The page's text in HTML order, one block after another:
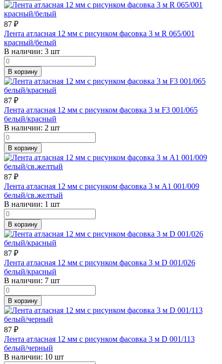
87 ₽
Лента атласная 12 мм с рисунком фасовка 3 м R 065/001
красный/белый
В наличии: 3 шт
В корзину
87 ₽
Лента атласная 12 мм с рисунком фасовка 3 м F3 001/065
белый/красный
В наличии: 2 шт
В корзину
87 ₽
Лента атласная 12 мм с рисунком фасовка 3 м A1 001/009
белый/св.желтый
В наличии: 1 шт
В корзину
87 ₽
Лента атласная 12 мм с рисунком фасовка 3 м D 001/026
белый/красный
В наличии: 7 шт
В корзину
87 ₽
Лента атласная 12 мм с рисунком фасовка 3 м D 001/113
белый/черный
В наличии: 10 шт